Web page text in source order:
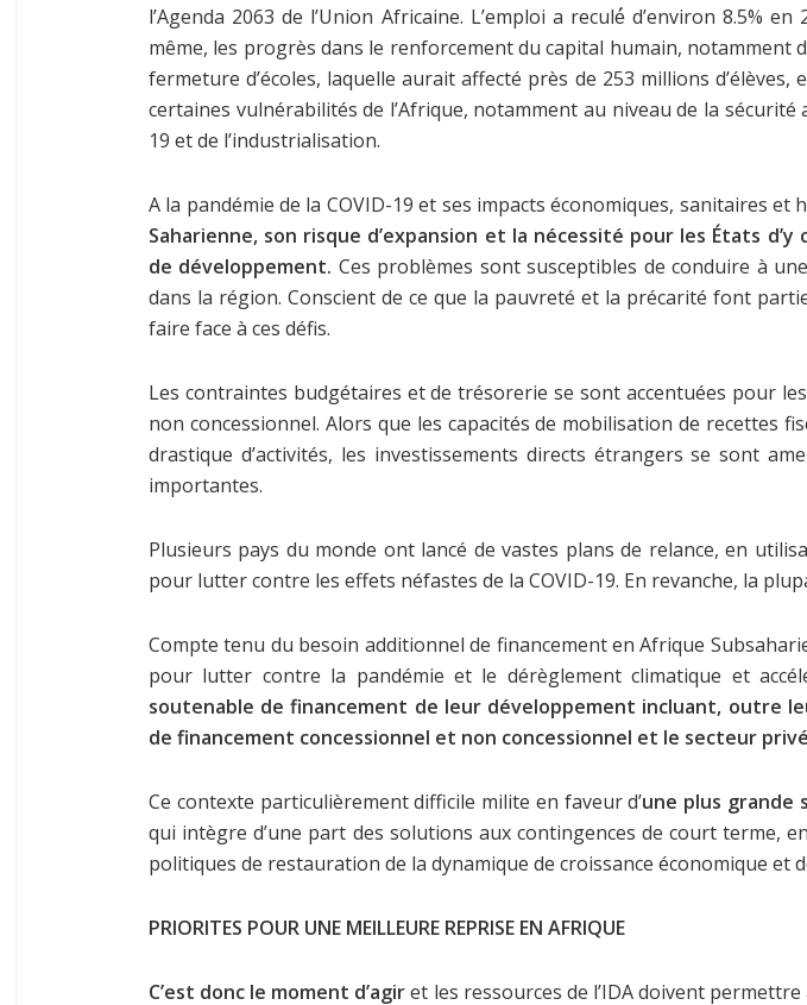
l’Agenda 2063 de l’Union Africaine. L’emploi a reculé́ d’environ 8.5%
même, les progrès dans le renforcement du capital humain,
fermeture d’écoles, laquelle aurait affecté près de 253 millions
certaines vulnérabilités de l’Afrique, notamment au niveau de la
19 et de l’industrialisation.
A la pandémie de la COVID-19 et ses impacts économiques, sanitaires et
Saharienne, son risque d’expansion et la nécessité pour les États
de développement. Ces problèmes sont susceptibles de conduire à
dans la région. Conscient de ce que la pauvreté et la précarité font
faire face à ces défis.
Les contraintes budgétaires et de trésorerie se sont accentuées pour
non concessionnel. Alors que les capacités de mobilisation de recettes
drastique d’activités, les investissements directs étrangers se sont
importantes.
Plusieurs pays du monde ont lancé de vastes plans de relance, en
pour lutter contre les effets néfastes de la COVID-19. En revanche, la
Compte tenu du besoin additionnel de financement en Afrique
pour lutter contre la pandémie et le dérèglement climatique et
soutenable de financement de leur développement incluant, outre
de financement concessionnel et non concessionnel et le secteur privé
Ce contexte particulièrement difficile milite en faveur d’une plus grande
qui intègre d’une part des solutions aux contingences de court terme,
politiques de restauration de la dynamique de croissance économique et
PRIORITES POUR UNE MEILLEURE REPRISE EN AFRIQUE
C’est donc le moment d’agir et les ressources de l’IDA doivent